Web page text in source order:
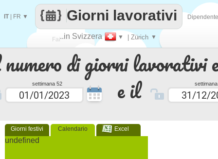
di giorni lavorativi
settimana 52 e il
Giorni festivi Calendario Excel
undefined
Fai
contare
..in Svizzera ▼ | Zürich ▼
Giorni lavorativi
IT| FR ▼